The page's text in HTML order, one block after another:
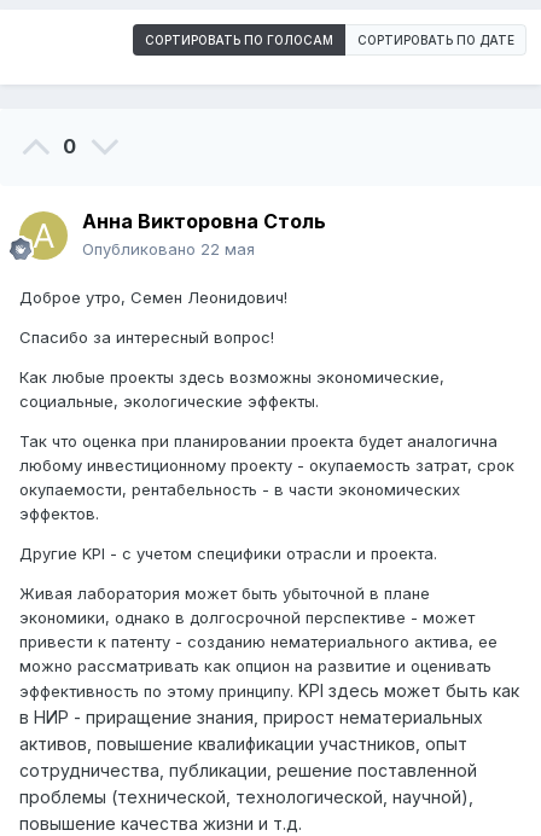
СОРТИРОВАТЬ ПО ГОЛОСАМ СОРТИРОВАТЬ ПО ДАТЕ
0
Анна Викторовна Столь
Опубликовано 22 мая
Доброе утро, Семен Леонидович!
Спасибо за интересный вопрос!
Как любые проекты здесь возможны экономические,
социальные, экологические эффекты.
Так что оценка при планировании проекта будет аналогична
любому инвестиционному проекту - окупаемость затрат, срок
окупаемости, рентабельность - в части экономических
эффектов.
Другие KPI - с учетом специфики отрасли и проекта.
Живая лаборатория может быть убыточной в плане
экономики, однако в долгосрочной перспективе - может
привести к патенту - созданию нематериального актива, ее
можно рассматривать как опцион на развитие и оценивать
эффективность по этому принципу. KPI здесь может быть как
в НИР - приращение знания, прирост нематериальных
активов, повышение квалификации участников, опыт
сотрудничества, публикации, решение поставленной
проблемы (технической, технологической, научной),
повышение качества жизни и т.д.